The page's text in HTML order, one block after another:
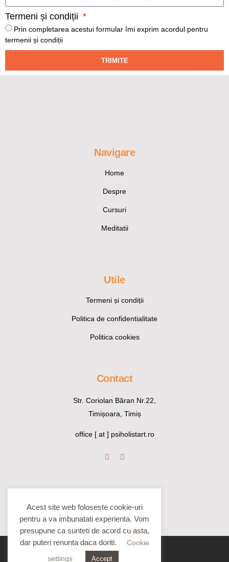
Termeni și condiții
Prin completarea acestui formular îmi exprim acordul pentru
termenii și condiții
TRIMITE
Navigare
Home
Despre
Cursuri
Meditatii
Utile
Termeni și condiții
Politica de confidentialitate
Politica cookies
Contact
Str. Coriolan Băran Nr.22,
Timișoara, Timiș
office [ at ] psiholistart.ro
Acest site web foloseste cookie-uri
pentru a va imbunatati experienta. Vom
presupune ca sunteti de acord cu asta,
dar puteri renunta daca doriti.
Cookie
settings
Accept